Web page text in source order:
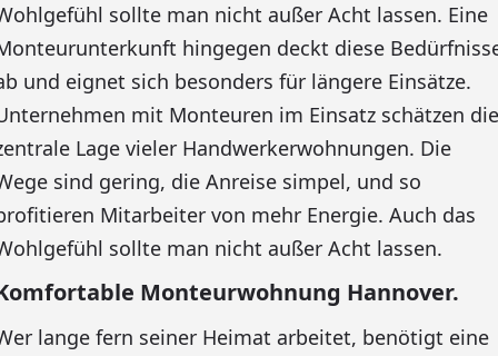
sollte man nicht außer Acht lassen. Eine
hingegen deckt diese
und eignet sich besonders für längere Einsätze.
mit Monteuren im Einsatz schätzen die
Lage vieler Handwerkerwohnungen. Die
sind gering, die Anreise simpel, und so
Mitarbeiter von mehr Energie. Auch das
sollte man nicht außer Acht lassen.
Monteurwohnung Hannover.
lange fern seiner Heimat arbeitet, benötigt eine